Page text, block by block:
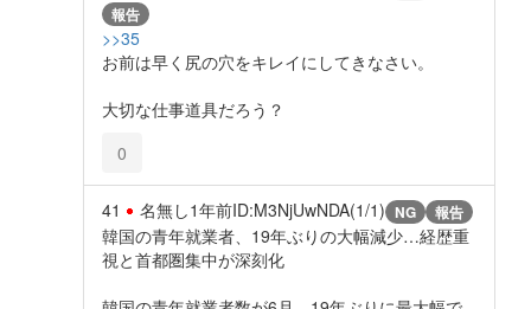
報告
>>35
お前は早く尻の穴をキレイにしてきなさい。
大切な仕事道具だろう？
0
41 名無し1年前ID:M3NjUwNDA(1/1) NG 報告
韓国の青年就業者、19年ぶりの大幅減少…経歴重
視と首都圏集中が深刻化